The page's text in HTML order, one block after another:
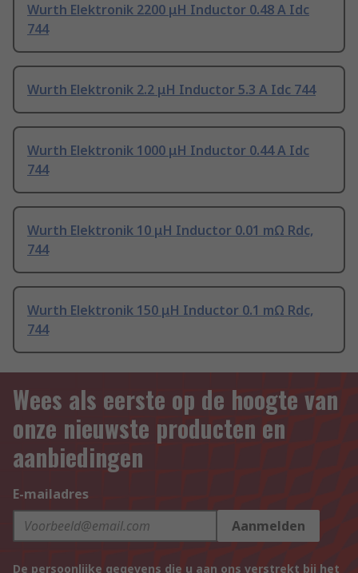
Wurth Elektronik 2200 μH Inductor 0.48 A Idc
744
Wurth Elektronik 2.2 μH Inductor 5.3 A Idc 744
Wurth Elektronik 1000 μH Inductor 0.44 A Idc
744
Wurth Elektronik 10 μH Inductor 0.01 mΩ Rdc,
744
Wurth Elektronik 150 μH Inductor 0.1 mΩ Rdc,
744
Wees als eerste op de hoogte van
onze nieuwste producten en
aanbiedingen
E-mailadres
Aanmelden
De persoonlijke gegevens die u aan ons verstrekt bij het